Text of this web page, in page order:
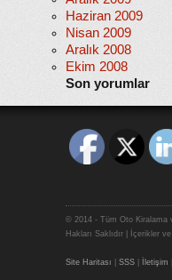
Haziran 2009
Nisan 2009
Aralık 2008
Ekim 2008
Son yorumlar
© 2014 - Tüm Oto Kiralama
Hakları Saklıdır | İçerikler
Site Haritası SSS İletişim